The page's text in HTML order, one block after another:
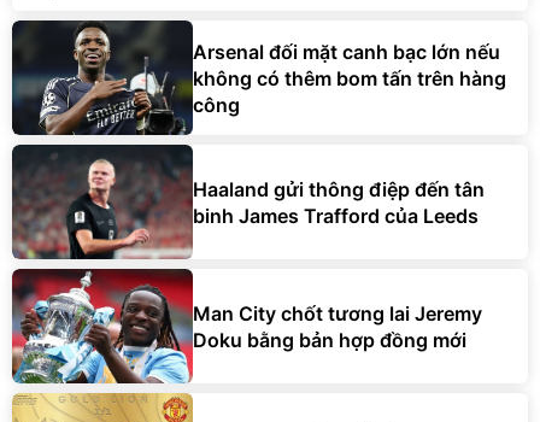
Arsenal đối mặt canh bạc lớn nếu
không có thêm bom tấn trên hàng
công
Haaland gửi thông điệp đến tân
binh James Trafford của Leeds
Man City chốt tương lai Jeremy
Doku bằng bản hợp đồng mới